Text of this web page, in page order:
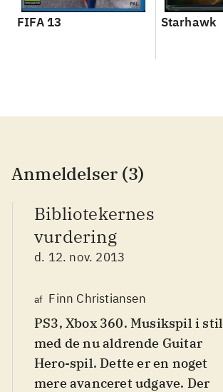
FIFA 13 Starhawk
Anmeldelser (3)
Bibliotekernes
vurdering
d. 12. nov. 2013
af Finn Christiansen
PS3, Xbox 360. Musikspil i stil
med de nu aldrende Guitar
Hero-spil. Dette er en noget
mere avanceret udgave. Der